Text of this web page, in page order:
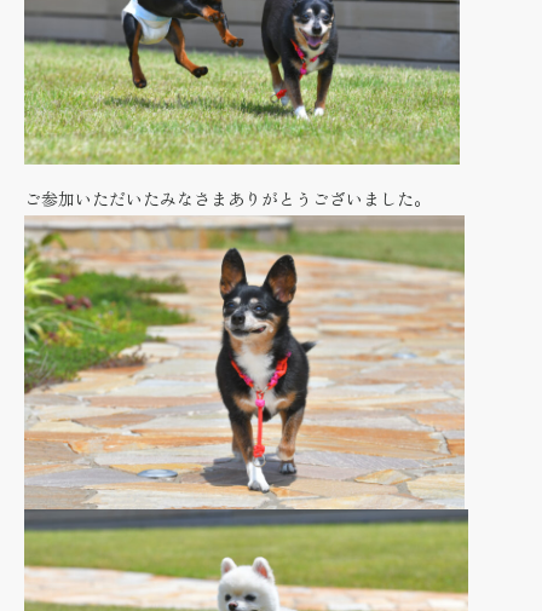
ご参加いただいたみなさまありがとうございました。